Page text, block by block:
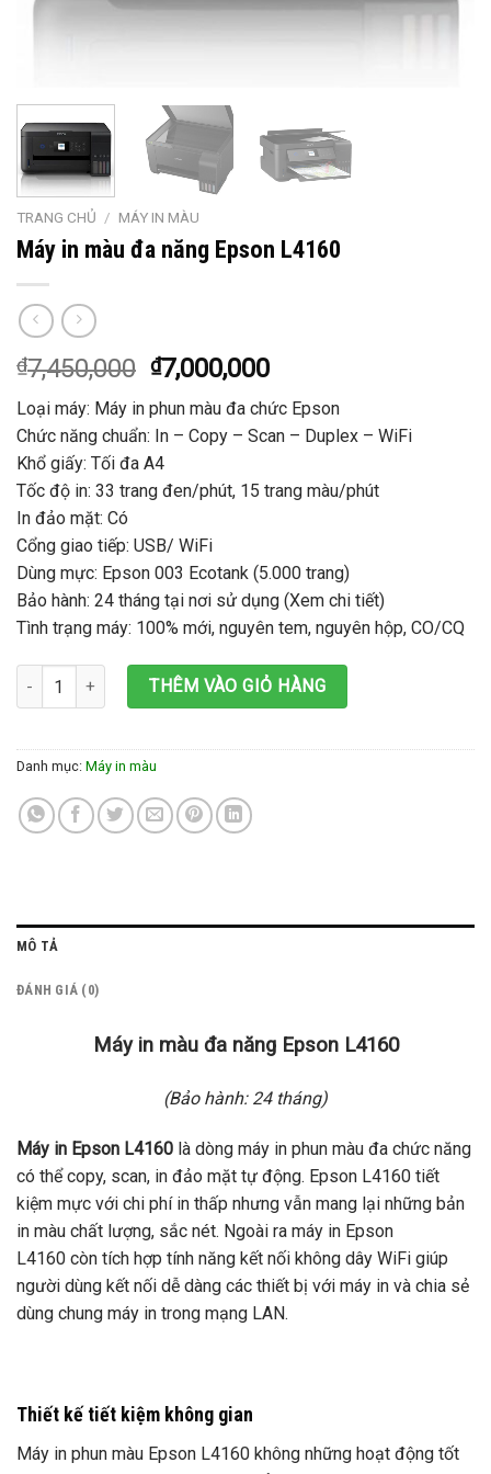
TRANG CHỦ / MÁY IN MÀU
Máy in màu đa năng Epson L4160
₫7,450,000 ₫7,000,000
Loại máy: Máy in phun màu đa chức Epson
Chức năng chuẩn: In – Copy – Scan – Duplex – WiFi
Khổ giấy: Tối đa A4
Tốc độ in: 33 trang đen/phút, 15 trang màu/phút
In đảo mặt: Có
Cổng giao tiếp: USB/ WiFi
Dùng mực: Epson 003 Ecotank (5.000 trang)
Bảo hành: 24 tháng tại nơi sử dụng (Xem chi tiết)
Tình trạng máy: 100% mới, nguyên tem, nguyên hộp, CO/CQ
Máy in màu đa năng Epson L4160 số lượng
THÊM VÀO GIỎ HÀNG
Danh mục: Máy in màu
MÔ TẢ
ĐÁNH GIÁ (0)
Máy in màu đa năng Epson L4160
(Bảo hành: 24 tháng)
Máy in Epson L4160 là dòng máy in phun màu đa chức năng
có thể copy, scan, in đảo mặt tự động. Epson L4160 tiết
kiệm mực với chi phí in thấp nhưng vẫn mang lại những bản
in màu chất lượng, sắc nét. Ngoài ra máy in Epson
L4160 còn tích hợp tính năng kết nối không dây WiFi giúp
người dùng kết nối dễ dàng các thiết bị với máy in và chia sẻ
dùng chung máy in trong mạng LAN.
Thiết kế tiết kiệm không gian
Máy in phun màu Epson L4160 không những hoạt động tốt